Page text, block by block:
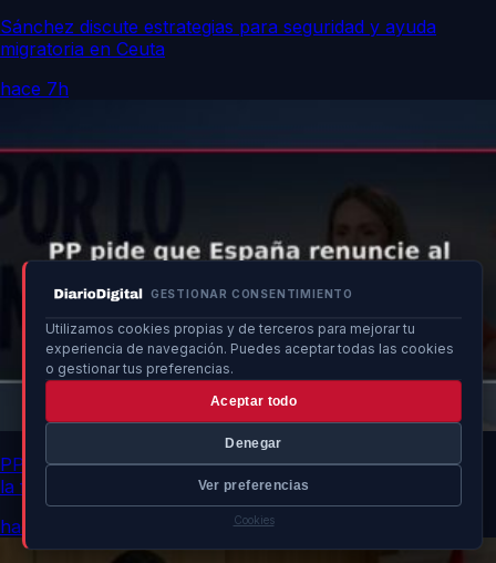
GESTIONAR CONSENTIMIENTO
Utilizamos cookies propias y de terceros para mejorar tu
experiencia de navegación. Puedes aceptar todas las cookies
o gestionar tus preferencias.
Aceptar todo
Denegar
Ver preferencias
Cookies
Sánchez discute estrategias para seguridad y ayuda
migratoria en Ceuta
hace 7h
PP pide que España renuncie al Mundial 2030 si no tiene
la final
hace 7h